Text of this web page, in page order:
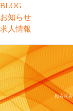
BLOG
お知らせ
求人情報